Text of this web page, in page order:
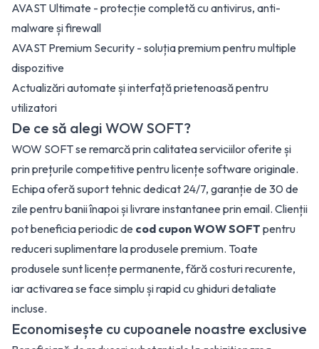
AVAST Ultimate - protecție completă cu antivirus, anti-
malware și firewall
AVAST Premium Security - soluția premium pentru multiple
dispozitive
Actualizări automate și interfață prietenoasă pentru
utilizatori
De ce să alegi WOW SOFT?
WOW SOFT se remarcă prin calitatea serviciilor oferite și
prin prețurile competitive pentru licențe software originale.
Echipa oferă suport tehnic dedicat 24/7, garanție de 30 de
zile pentru banii înapoi și livrare instantanee prin email. Clienții
pot beneficia periodic de cod cupon WOW SOFT pentru
reduceri suplimentare la produsele premium. Toate
produsele sunt licențe permanente, fără costuri recurente,
iar activarea se face simplu și rapid cu ghiduri detaliate
incluse.
Economisește cu cupoanele noastre exclusive